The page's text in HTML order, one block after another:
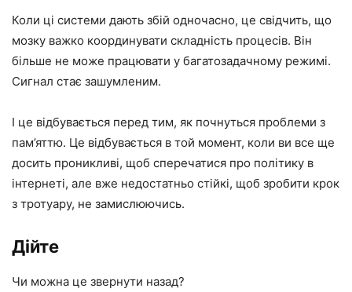
Коли ці системи дають збій одночасно, це свідчить, що
мозку важко координувати складність процесів. Він
більше не може працювати у багатозадачному режимі.
Сигнал стає зашумленим.
І це відбувається перед тим, як почнуться проблеми з
пам’яттю. Це відбувається в той момент, коли ви все ще
досить проникливі, щоб сперечатися про політику в
інтернеті, але вже недостатньо стійкі, щоб зробити крок
з тротуару, не замислюючись.
Дійте
Чи можна це звернути назад?